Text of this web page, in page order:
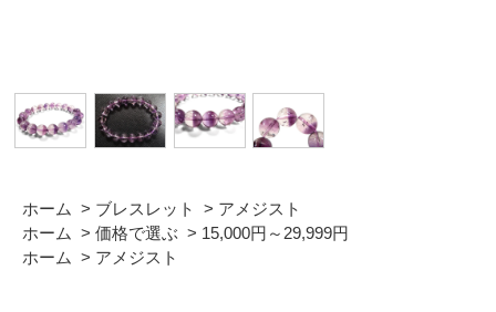
ホーム > ブレスレット > アメジスト
ホーム > 価格で選ぶ > 15,000円～29,999円
ホーム > アメジスト